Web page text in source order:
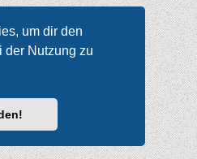
um dir den
der Nutzung zu